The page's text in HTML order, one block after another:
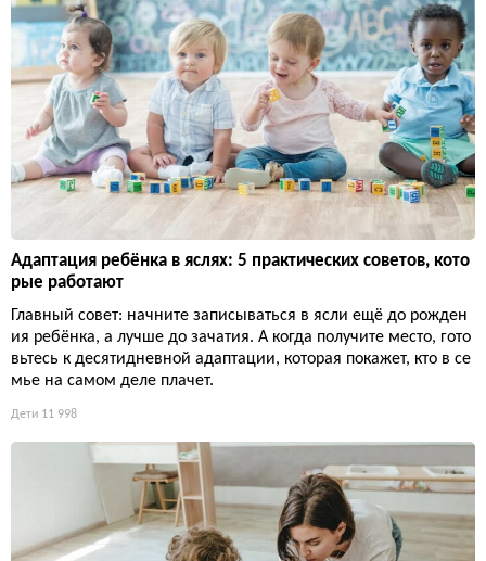
Адаптация ребёнка в яслях: 5 практических советов, кото
рые работают
Главный совет: начните записываться в ясли ещё до рожден
ия ребёнка, а лучше до зачатия. А когда получите место, гото
вьтесь к десятидневной адаптации, которая покажет, кто в се
мье на самом деле плачет.
Дети 11 998